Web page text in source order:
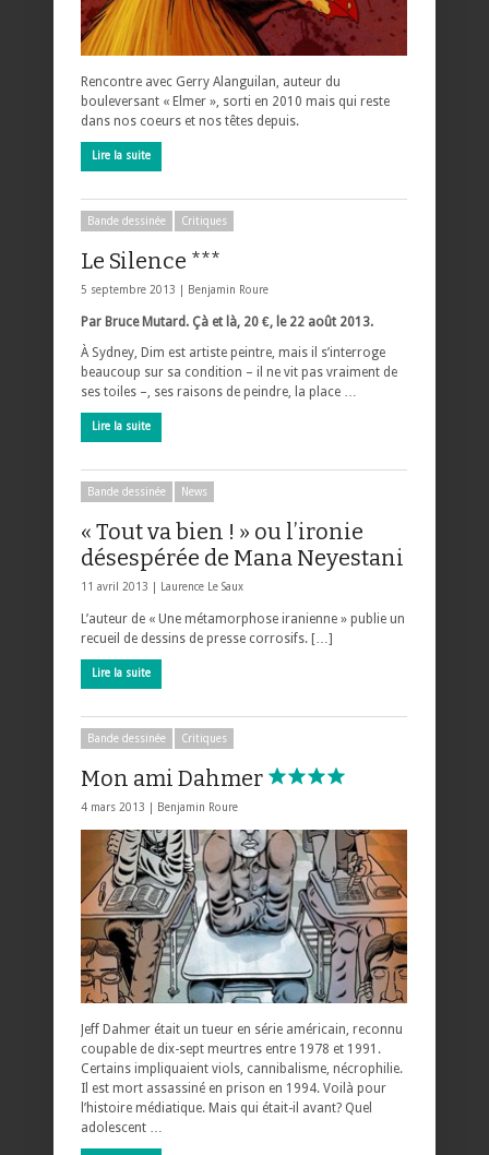
Rencontre avec Gerry Alanguilan, auteur du
bouleversant « Elmer », sorti en 2010 mais qui reste
dans nos coeurs et nos têtes depuis.
Lire la suite
Bande dessinée Critiques
Le Silence ***
5 septembre 2013 | Benjamin Roure
Par Bruce Mutard. Çà et là, 20 €, le 22 août 2013.
À Sydney, Dim est artiste peintre, mais il s’interroge
beaucoup sur sa condition – il ne vit pas vraiment de
ses toiles –, ses raisons de peindre, la place …
Lire la suite
Bande dessinée News
« Tout va bien ! » ou l’ironie
désespérée de Mana Neyestani
11 avril 2013 | Laurence Le Saux
L’auteur de « Une métamorphose iranienne » publie un
recueil de dessins de presse corrosifs. […]
Lire la suite
Bande dessinée Critiques
Mon ami Dahmer
4 mars 2013 | Benjamin Roure
Jeff Dahmer était un tueur en série américain, reconnu
coupable de dix-sept meurtres entre 1978 et 1991.
Certains impliquaient viols, cannibalisme, nécrophilie.
Il est mort assassiné en prison en 1994. Voilà pour
l’histoire médiatique. Mais qui était-il avant? Quel
adolescent …